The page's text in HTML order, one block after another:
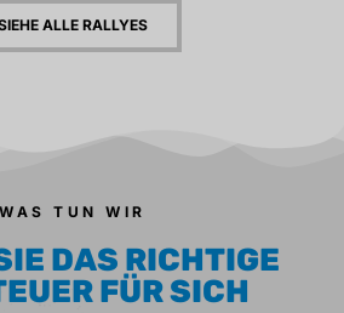
ALLE RALLYES
WAS TUN WIR
DAS RICHTIGE
FÜR SICH